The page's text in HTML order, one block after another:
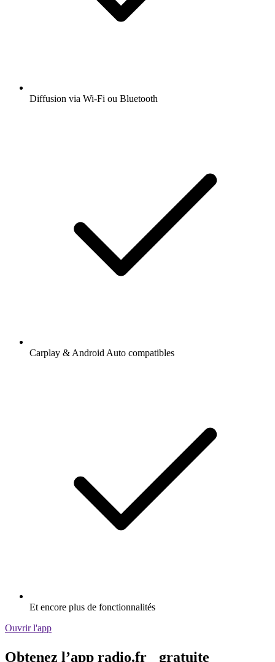
Diffusion via Wi-Fi ou Bluetooth
Carplay & Android Auto compatibles
Et encore plus de fonctionnalités
Ouvrir l'app
Obtenez l’app radio.fr gratuite